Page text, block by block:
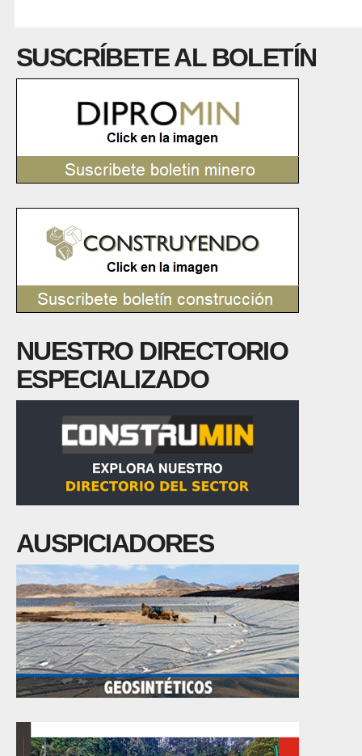
SUSCRÍBETE AL BOLETÍN
NUESTRO DIRECTORIO
ESPECIALIZADO
AUSPICIADORES